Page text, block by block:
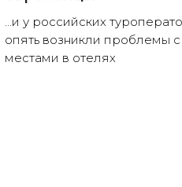
...и у российских
опять возникли проблемы с
местами в отелях